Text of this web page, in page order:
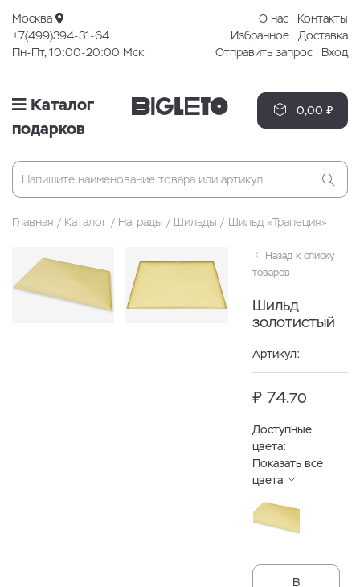
Москва
+7(499)394-31-64
Пн-Пт, 10:00-20:00 Мск
О нас
Контакты
Избранное
Доставка
Отправить запрос
Вход
Каталог
подарков
0,00 ₽
Главная Каталог Награды Шильды Шильд «Трапеция»
Назад к списку
товаров
Шильд
золотистый
Артикул:
₽ 74.70
Доступные
цвета:
Показать все
цвета
В